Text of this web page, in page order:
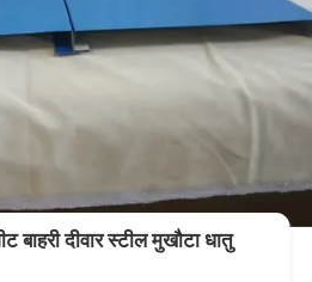
दीवार स्टील मुखौटा धातु